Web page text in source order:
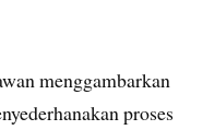
menggambarkan
proses